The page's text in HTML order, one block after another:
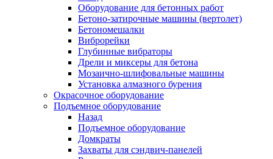
Оборудование для бетонных работ
Бетоно-затирочные машины (вертолет)
Бетономешалки
Виброрейки
Глубинные вибраторы
Дрели и миксеры для бетона
Мозаично-шлифовальные машины
Установка алмазного бурения
Окрасочное оборудование
Подъемное оборудование
Назад
Подъемное оборудование
Домкраты
Захваты для сэндвич-панелей